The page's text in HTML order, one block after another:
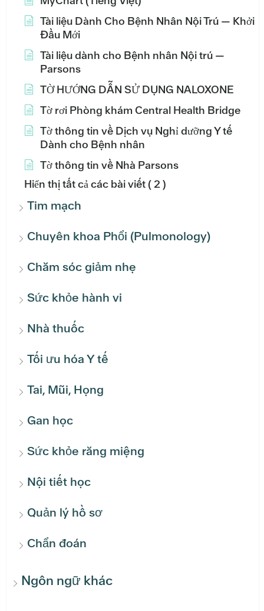
Tài liệu Dành Cho Bệnh Nhân Nội Trú — Khởi
Đầu Mới
Tài liệu dành cho Bệnh nhân Nội trú —
Parsons
TỜ HƯỚNG DẪN SỬ DỤNG NALOXONE
Tờ rơi Phòng khám Central Health Bridge
Tờ thông tin về Dịch vụ Nghỉ dưỡng Y tế
Dành cho Bệnh nhân
Tờ thông tin về Nhà Parsons
Hiển thị tất cả các bài viết( 2 )
Tim mạch
Chuyên khoa Phổi (Pulmonology)
Chăm sóc giảm nhẹ
Sức khỏe hành vi
Nhà thuốc
Tối ưu hóa Y tế
Tai, Mũi, Họng
Gan học
Sức khỏe răng miệng
Nội tiết học
Quản lý hồ sơ
Chẩn đoán
Ngôn ngữ khác